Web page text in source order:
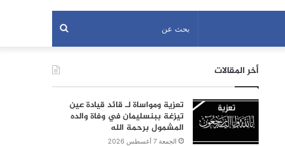
بحث
عن أخر المقالات
تعزية ومواساة لـ قائد قيادة عين
تيزغة ببنسليمان في وفاة والده
المشمول برحمة الله
الجمعة 7 أغسطس 2026